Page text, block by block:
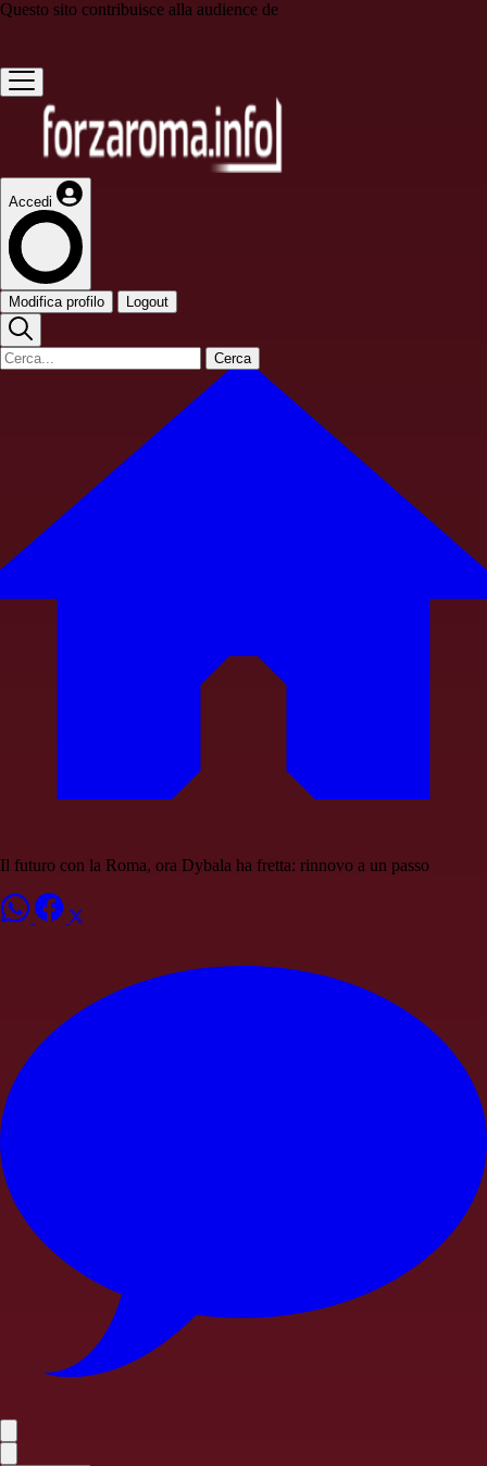
Questo sito contribuisce alla audience de
Accedi
Modifica profilo Logout
Cerca
Il futuro con la Roma, ora Dybala ha fretta: rinnovo a un passo